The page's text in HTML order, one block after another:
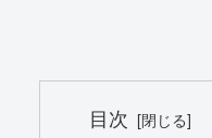
目次